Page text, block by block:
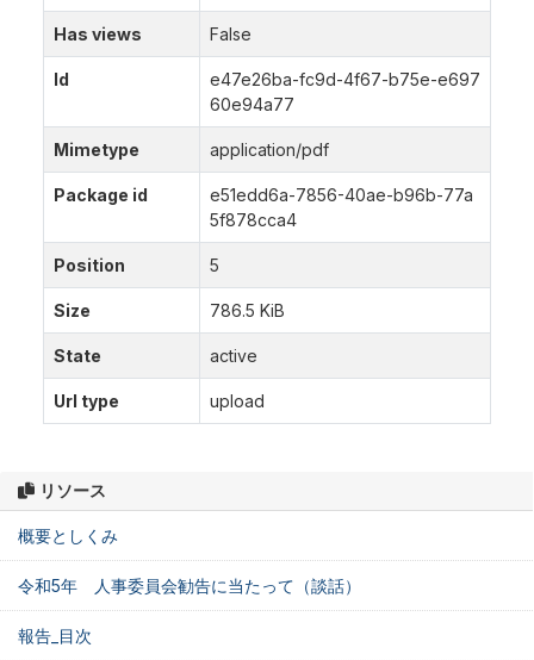
リソース
概要としくみ
令和5年 人事委員会勧告に当たって（談話）
報告_目次
Has views False
Id
e47e26ba-fc9d-4f67-b75e-e697
60e94a77
Mimetype application/pdf
Package id
e51edd6a-7856-40ae-b96b-77a
5f878cca4
Position 5
Size 786.5 KiB
State active
Url type upload